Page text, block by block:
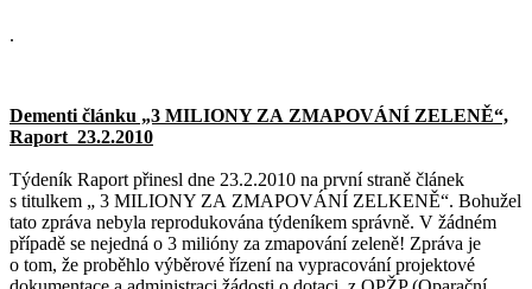
.
Dementi článku „3 MILIONY ZA ZMAPOVÁNÍ ZELENĚ“,
Raport 23.2.2010
Týdeník Raport přinesl dne 23.2.2010 na první straně článek
s titulkem „ 3 MILIONY ZA ZMAPOVÁNÍ ZELKENĚ“. Bohužel
tato zpráva nebyla reprodukována týdeníkem správně. V žádném
případě se nejedná o 3 milióny za zmapování zeleně! Zpráva je
o tom, že proběhlo výběrové řízení na vypracování projektové